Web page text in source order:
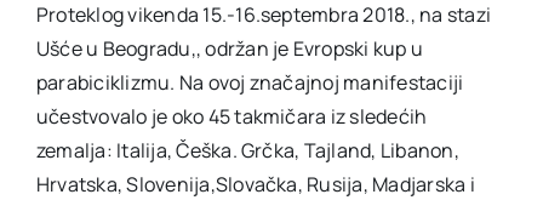
Proteklog vikenda 15.-16.septembra 2018., na stazi
Ušće u Beogradu,, održan je Evropski kup u
parabiciklizmu. Na ovoj značajnoj manifestaciji
učestvovalo je oko 45 takmičara iz sledećih
zemalja: Italija, Češka. Grčka, Tajland, Libanon,
Hrvatska, Slovenija,Slovačka, Rusija, Madjarska i